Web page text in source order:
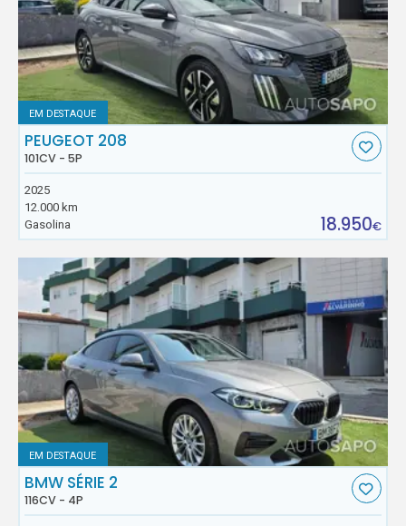
EM DESTAQUE
PEUGEOT 208
101CV - 5P
2025
12.000 km
Gasolina
18.950€
EM DESTAQUE
BMW SÉRIE 2
116CV - 4P